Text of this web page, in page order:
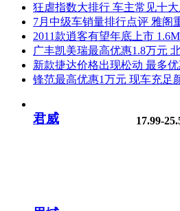
狂虐指数大排行 车主常见十
7月中级车销量排行点评 雅阁
2011款逍客有望年底上市
广丰凯美瑞最高优惠1.8万元
新款捷达价格出现松动 最多
锋范最高优惠1万元 现车充足
君威 17.99-